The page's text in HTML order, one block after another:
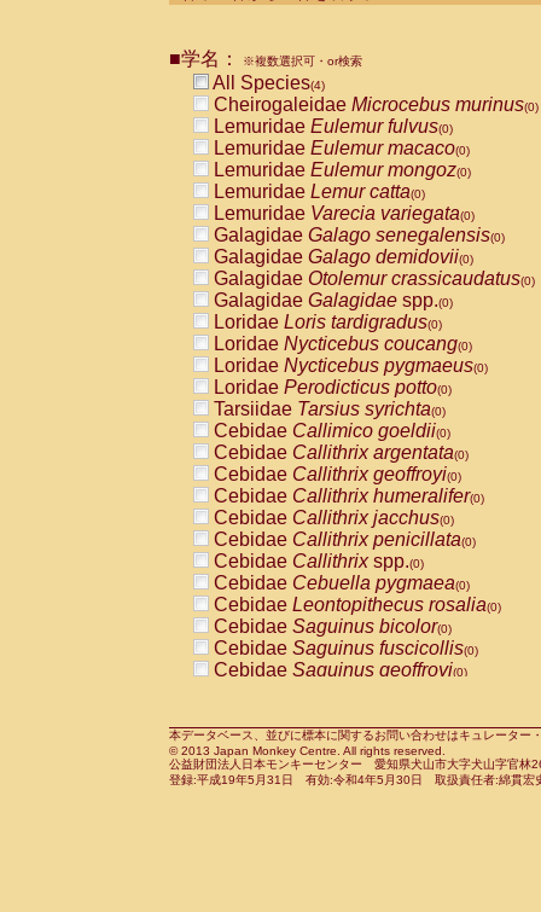
CebidaeCebus nigrivittatus
CebidaeCebus
CebidaeSaimiri boliviensis(0)
CebidaeSaimiri sciureus(0)
AtelidaeAlouatta caraya(0)
AtelidaeAlouatta fusca(0)
AtelidaeAlouatta seniculus
AtelidaeAlouattaspp.(0)
AtelidaeAteles belzebuth(0)
AtelidaeAteles geoffroyi(0)
AtelidaeAteles paniscus(0)
AtelidaeAtelesspp.(0)
Atelidae Lagothrix lagothricha
AtelidaeLagothrix lagothricha cana
PitheciidaeCacajao calvus
PitheciidaeCallicebus cupreus
PitheciidaeCallicebus donacophilus
PitheciidaeCallicebus moloch
PitheciidaeCallicebus torquatus
PitheciidaeCallicebusspp.(0)
PitheciidaeChiropotes satanas(0)
PitheciidaePithecia monachus
PitheciidaePithecia pithecia(0)
CercopithecidaeCercocebus agilis
CercopithecidaeCercocebus
CercopithecidaeCercocebus
CercopithecidaeCercocebus
CercopithecidaeCercocebus
CercopithecidaeCercocebushybrid
CercopithecidaePapio anubis(0)
CercopithecidaePapio cynocephalus
CercopithecidaePapio hamadryas(0)
■学名： ※複数選択可・or検索
All Species(4)
Cheirogaleidae Microcebus murinus(0)
Lemuridae Eulemur fulvus(0)
Lemuridae Eulemur macaco(0)
Lemuridae Eulemur mongoz(0)
Lemuridae Lemur catta(0)
Lemuridae Varecia variegata(0)
Galagidae Galago senegalensis(0)
Galagidae Galago demidovii(0)
Galagidae Otolemur crassicaudatus(0)
Galagidae Galagidae spp.(0)
Loridae Loris tardigradus(0)
Loridae Nycticebus coucang(0)
Loridae Nycticebus pygmaeus(0)
Loridae Perodicticus potto(0)
Tarsiidae Tarsius syrichta(0)
Cebidae Callimico goeldii(0)
Cebidae Callithrix argentata(0)
Cebidae Callithrix geoffroyi(0)
Cebidae Callithrix humeralifer(0)
Cebidae Callithrix jacchus(0)
Cebidae Callithrix penicillata(0)
Cebidae Callithrixspp.(0)
Cebidae Cebuella pygmaea(0)
Cebidae Leontopithecus rosalia(0)
Cebidae Saguinus bicolor(0)
Cebidae Saguinus fuscicollis(0)
Cebidae Saguinus geoffroyi(0)
CebidaeSaguinus leucopus(0)
CebidaeSaguinus midas(0)
Cebidae Saguinus mystax(0)
本データベース、並びに標本に関するお問い合わせはキュレータ
© 2013 Japan Monkey Centre. All rights reserved.
公益財団法人日本モンキーセンター 愛知県犬山市大字犬山字官
登録:平成19年5月31日 有効:令和4年5月30日 取扱責任者:綿貫宏